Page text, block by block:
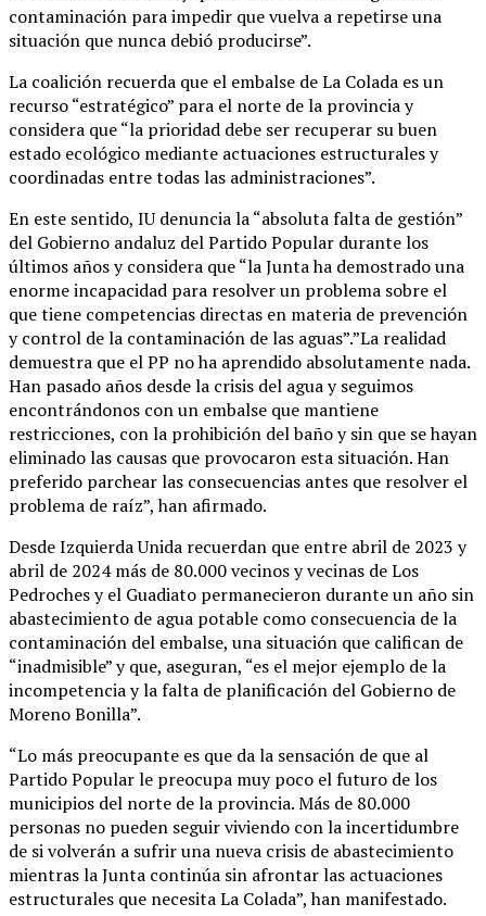
contaminación para impedir que vuelva a repetirse una
situación que nunca debió producirse”.
La coalición recuerda que el embalse de La Colada es un
recurso “estratégico” para el norte de la provincia y
considera que “la prioridad debe ser recuperar su buen
estado ecológico mediante actuaciones estructurales y
coordinadas entre todas las administraciones”.
En este sentido, IU denuncia la “absoluta falta de gestión”
del Gobierno andaluz del Partido Popular durante los
últimos años y considera que “la Junta ha demostrado una
enorme incapacidad para resolver un problema sobre el
que tiene competencias directas en materia de prevención
y control de la contaminación de las aguas”.”La realidad
demuestra que el PP no ha aprendido absolutamente nada.
Han pasado años desde la crisis del agua y seguimos
encontrándonos con un embalse que mantiene
restricciones, con la prohibición del baño y sin que se hayan
eliminado las causas que provocaron esta situación. Han
preferido parchear las consecuencias antes que resolver el
problema de raíz”, han afirmado.
Desde Izquierda Unida recuerdan que entre abril de 2023 y
abril de 2024 más de 80.000 vecinos y vecinas de Los
Pedroches y el Guadiato permanecieron durante un año sin
abastecimiento de agua potable como consecuencia de la
contaminación del embalse, una situación que califican de
“inadmisible” y que, aseguran, “es el mejor ejemplo de la
incompetencia y la falta de planificación del Gobierno de
Moreno Bonilla”.
“Lo más preocupante es que da la sensación de que al
Partido Popular le preocupa muy poco el futuro de los
municipios del norte de la provincia. Más de 80.000
personas no pueden seguir viviendo con la incertidumbre
de si volverán a sufrir una nueva crisis de abastecimiento
mientras la Junta continúa sin afrontar las actuaciones
estructurales que necesita La Colada”, han manifestado.